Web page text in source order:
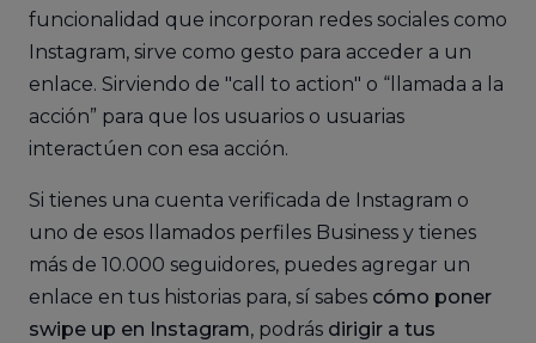
funcionalidad que incorporan redes sociales como
Instagram, sirve como gesto para acceder a un
enlace. Sirviendo de "call to action" o “llamada a la
acción” para que los usuarios o usuarias
interactúen con esa acción.
Si tienes una cuenta verificada de Instagram o
uno de esos llamados perfiles Business y tienes
más de 10.000 seguidores, puedes agregar un
enlace en tus historias para, sí sabes cómo poner
swipe up en Instagram, podrás dirigir a tus